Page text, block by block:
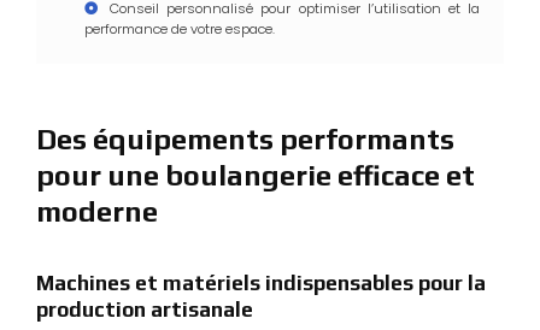
Conseil personnalisé pour optimiser l’utilisation et la
performance de votre espace.
Des équipements performants
pour une boulangerie efficace et
moderne
Machines et matériels indispensables pour la
production artisanale